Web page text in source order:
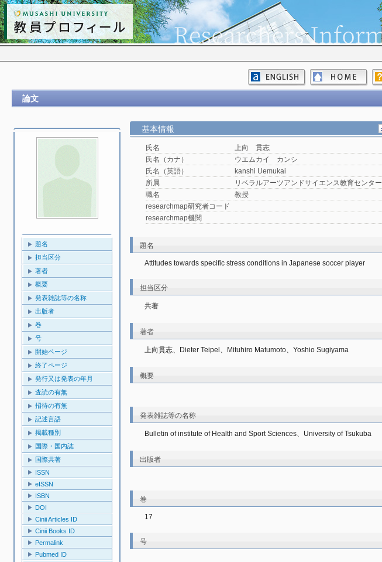
論文
題名
担当区分
著者
概要
発表雑誌等の名称
出版者
巻
号
開始ページ
終了ページ
発行又は発表の年月
査読の有無
招待の有無
記述言語
掲載種別
国際・国内誌
国際共著
ISSN
eISSN
ISBN
DOI
Cinii Articles ID
Cinii Books ID
Permalink
Pubmed ID
基本情報
氏名
上向 貫志
氏名（カナ）
ウエムカイ カンシ
氏名（英語）
kanshi Uemukai
所属
リベラルアーツアンドサイエンス教育センター
職名
教授
researchmap研究者コード
researchmap機関
題名
Attitudes towards specific stress conditions in Japanese soccer player
担当区分
共著
著者
上向貫志、Dieter Teipel、Mituhiro Matumoto、Yoshio Sugiyama
概要
発表雑誌等の名称
Bulletin of institute of Health and Sport Sciences、University of Tsukuba
出版者
巻
17
号